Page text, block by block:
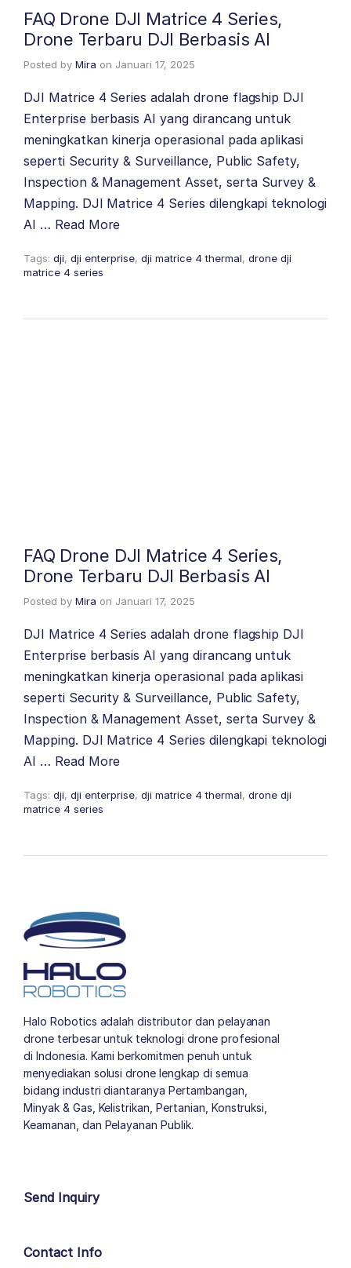
FAQ Drone DJI Matrice 4 Series,
Drone Terbaru DJI Berbasis AI
Posted by Mira on Januari 17, 2025
DJI Matrice 4 Series adalah drone flagship DJI
Enterprise berbasis AI yang dirancang untuk
meningkatkan kinerja operasional pada aplikasi
seperti Security & Surveillance, Public Safety,
Inspection & Management Asset, serta Survey &
Mapping. DJI Matrice 4 Series dilengkapi teknologi
AI … Read More
Tags: dji, dji enterprise, dji matrice 4 thermal, drone dji
matrice 4 series
FAQ Drone DJI Matrice 4 Series,
Drone Terbaru DJI Berbasis AI
Posted by Mira on Januari 17, 2025
DJI Matrice 4 Series adalah drone flagship DJI
Enterprise berbasis AI yang dirancang untuk
meningkatkan kinerja operasional pada aplikasi
seperti Security & Surveillance, Public Safety,
Inspection & Management Asset, serta Survey &
Mapping. DJI Matrice 4 Series dilengkapi teknologi
AI … Read More
Tags: dji, dji enterprise, dji matrice 4 thermal, drone dji
matrice 4 series
Halo Robotics adalah distributor dan pelayanan
drone terbesar untuk teknologi drone profesional
di Indonesia. Kami berkomitmen penuh untuk
menyediakan solusi drone lengkap di semua
bidang industri diantaranya Pertambangan,
Minyak & Gas, Kelistrikan, Pertanian, Konstruksi,
Keamanan, dan Pelayanan Publik.
Send Inquiry
Contact Info